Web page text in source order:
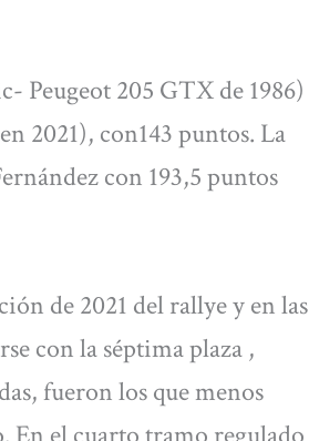
Peugeot 205 GTX de 1986)
2021), con143 puntos. La
con 193,5 puntos
de 2021 del rallye y en las
con la séptima plaza ,
fueron los que menos